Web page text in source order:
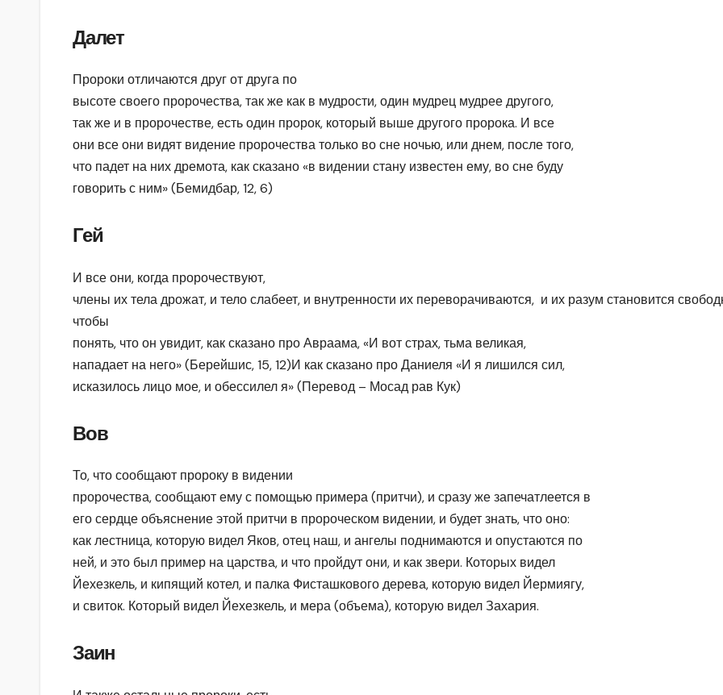
Далет
Пророки отличаются друг от друга по
высоте своего пророчества, так же как в мудрости, один мудрец мудрее другого,
так же и в пророчестве, есть один пророк, который выше другого пророка. И все
они все они видят видение пророчества только во сне ночью, или днем, после того,
что падет на них дремота, как сказано «в видении стану известен ему, во сне буду
говорить с ним» (Бемидбар, 12, 6)
Гей
И все они, когда пророчествуют,
члены их тела дрожат, и тело слабеет, и внутренности их переворачиваются, и их разум становится
чтобы
понять, что он увидит, как сказано про Авраама, «И вот страх, тьма великая,
нападает на него» (Берейшис, 15, 12)И как сказано про Даниеля «И я лишился сил,
исказилось лицо мое, и обессилел я» (Перевод – Мосад рав Кук)
Вов
То, что сообщают пророку в видении
пророчества, сообщают ему с помощью примера (притчи), и сразу же запечатлеется в
его сердце объяснение этой притчи в пророческом видении, и будет знать, что оно:
как лестница, которую видел Яков, отец наш, и ангелы поднимаются и опустаются по
ней, и это был пример на царства, и что пройдут они, и как звери. Которых видел
Йехезкель, и кипящий котел, и палка Фисташкового дерева, которую видел Йермиягу,
и свиток. Который видел Йехезкель, и мера (объема), которую видел Захария.
Заин